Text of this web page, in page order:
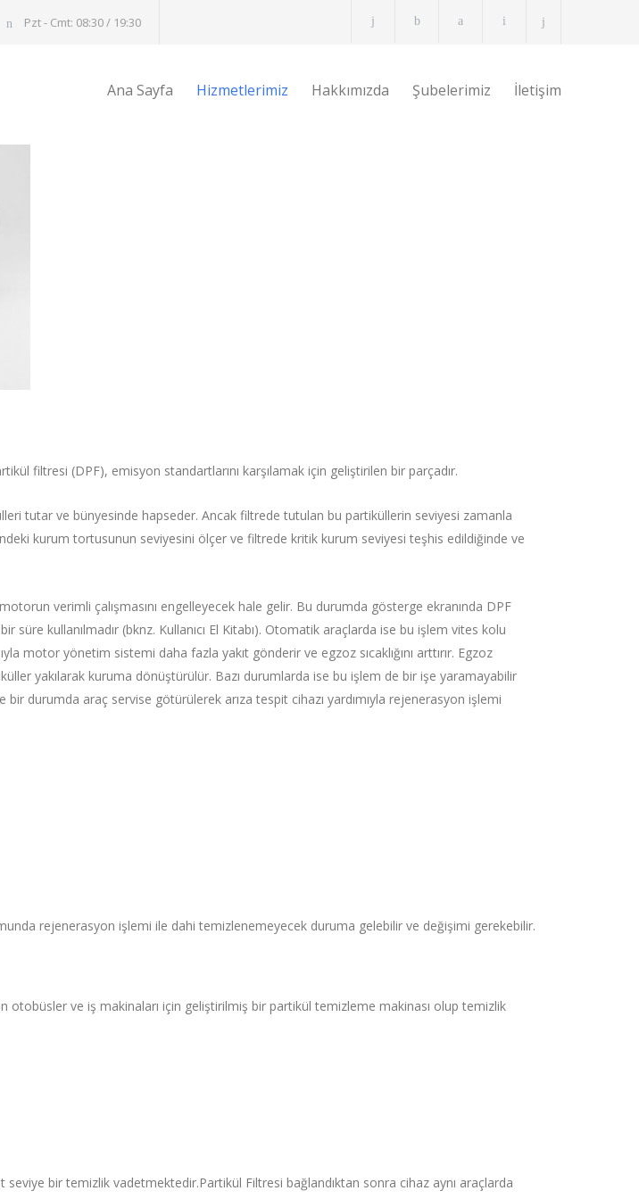
Pzt - Cmt: 08:30 / 19:30
Ana Sayfa Hizmetlerimiz Hakkımızda Şubelerimiz İletişim
filtresi (DPF), emisyon standartlarını karşılamak için geliştirilen bir parçadır.
tutar ve bünyesinde hapseder. Ancak filtrede tutulan bu partiküllerin seviyesi zamanla
kurum tortusunun seviyesini ölçer ve filtrede kritik kurum seviyesi teşhis edildiğinde ve
verimli çalışmasını engelleyecek hale gelir. Bu durumda gösterge ekranında DPF
kullanılmadır (bknz. Kullanıcı El Kitabı). Otomatik araçlarda ise bu işlem vites kolu
motor yönetim sistemi daha fazla yakıt gönderir ve egzoz sıcaklığını arttırır. Egzoz
yakılarak kuruma dönüştürülür. Bazı durumlarda ise bu işlem de bir işe yaramayabilir
durumda araç servise götürülerek arıza tespit cihazı yardımıyla rejenerasyon işlemi
rejenerasyon işlemi ile dahi temizlenemeyecek duruma gelebilir ve değişimi gerekebilir.
ve iş makinaları için geliştirilmiş bir partikül temizleme makinası olup temizlik
seviye bir temizlik vadetmektedir.Partikül Filtresi bağlandıktan sonra cihaz aynı araçlarda